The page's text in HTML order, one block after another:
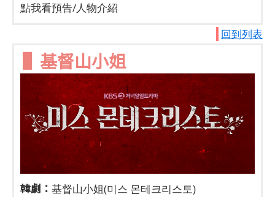
點我看預告/人物介紹
回到列表
基督山小姐
韓劇： 基督山小姐(미스 몬테크리스토)